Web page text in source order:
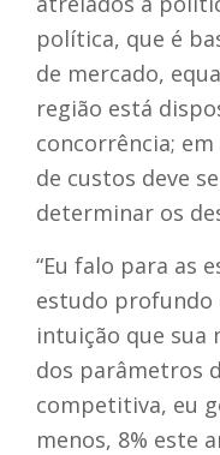
política, que é
de mercado,
região está
concorrência;
de custos deve
determinar os
“Eu falo para as
estudo profundo
intuição que sua
dos parâmetros
competitiva, eu
menos, 8% este